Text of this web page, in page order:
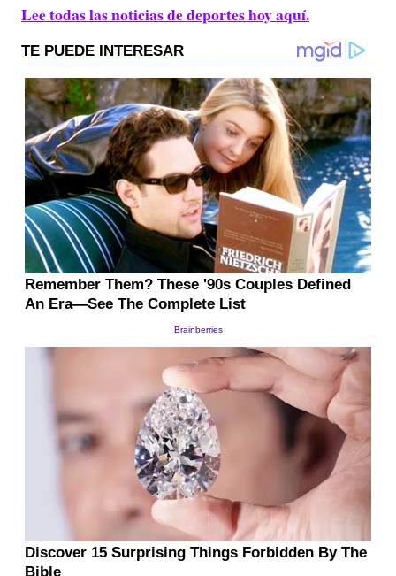
Lee todas las noticias de deportes hoy aquí.